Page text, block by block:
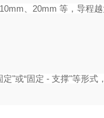
、20mm 等，导程
定"或“固定 - 支撑"等形